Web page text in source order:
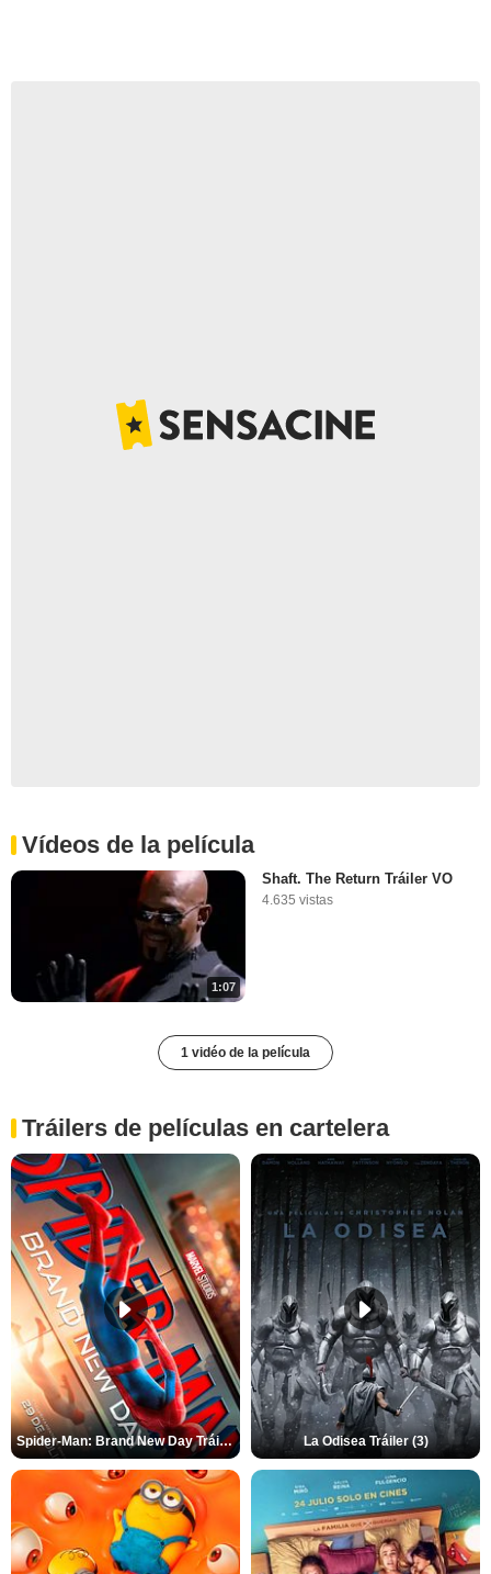
Vídeos de la película
1:07
Shaft. The Return Tráiler VO
4.635 vistas
1 vidéo de la película
Tráilers de películas en cartelera
Spider-Man: Brand New Day Tráiler (3) La Odisea Tráiler (3)